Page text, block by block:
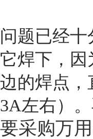
问题已经
它焊下，
边的焊点，
3A左右）
要采购万